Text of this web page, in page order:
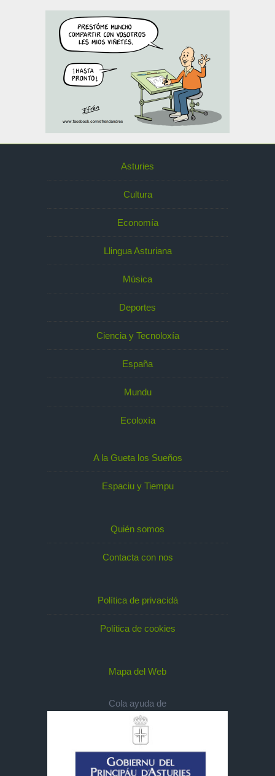
Asturies
Cultura
Economía
Llingua Asturiana
Música
Deportes
Ciencia y Tecnoloxía
España
Mundu
Ecoloxía
A la Gueta los Sueños
Espaciu y Tiempu
Quién somos
Contacta con nos
Política de privacidá
Política de cookies
Mapa del Web
Cola ayuda de